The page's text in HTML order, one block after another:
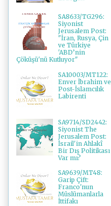
SA8633/TG296:
Siyonist
Jerusalem Post:
"İran, Rusya, Çin
ve Türkiye
'ABD’nin
Çöküşü'nü Kutluyor"
SA10003/MT122:
Enver İbrahim ve
Post-İslamcılık
Labirenti
SA9714/SD2442:
Siyonist The
Jerusalem Post:
İsrail'in Ahlakî
Bir Dış Politikası
Var mı?
SA9639/MT48:
Garip Çift:
Franco'nun
Müslümanlarla
İttifakı